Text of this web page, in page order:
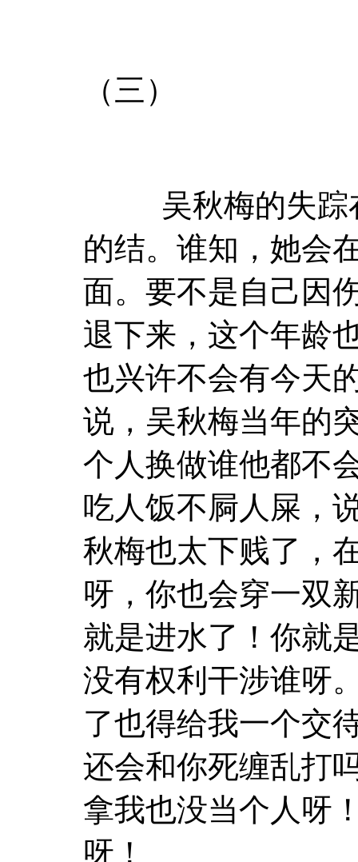
（三）
吴秋梅的失踪在
的结。谁知，她会
面。要不是自己因
退下来，这个年龄
也兴许不会有今天
说，吴秋梅当年的
个人换做谁他都不
吃人饭不屙人屎，
秋梅也太下贱了，
呀，你也会穿一双
就是进水了！你就
没有权利干涉谁呀
了也得给我一个交
还会和你死缠乱打
拿我也没当个人呀
呀！